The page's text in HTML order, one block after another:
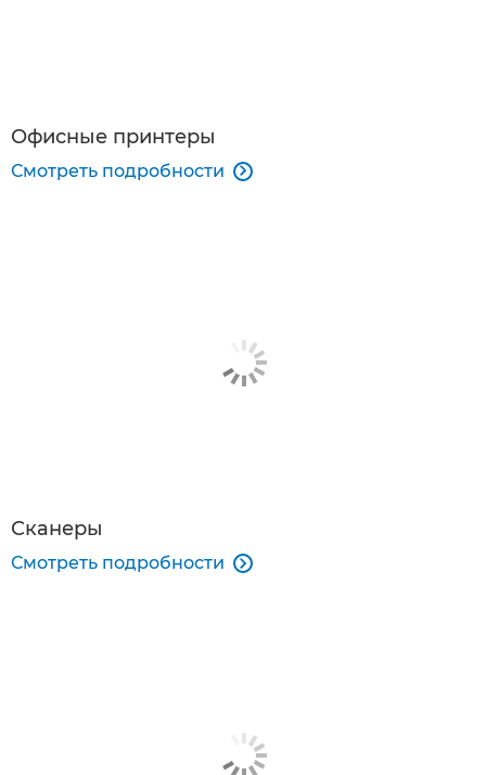
Офисные принтеры
Смотреть подробности 
Сканеры
Смотреть подробности 